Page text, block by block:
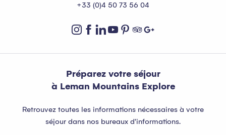
+33 (0)4 50 73 56 04
Préparez votre séjour
à Leman Mountains Explore
Retrouvez toutes les informations nécessaires à votre
séjour dans nos bureaux d'informations.